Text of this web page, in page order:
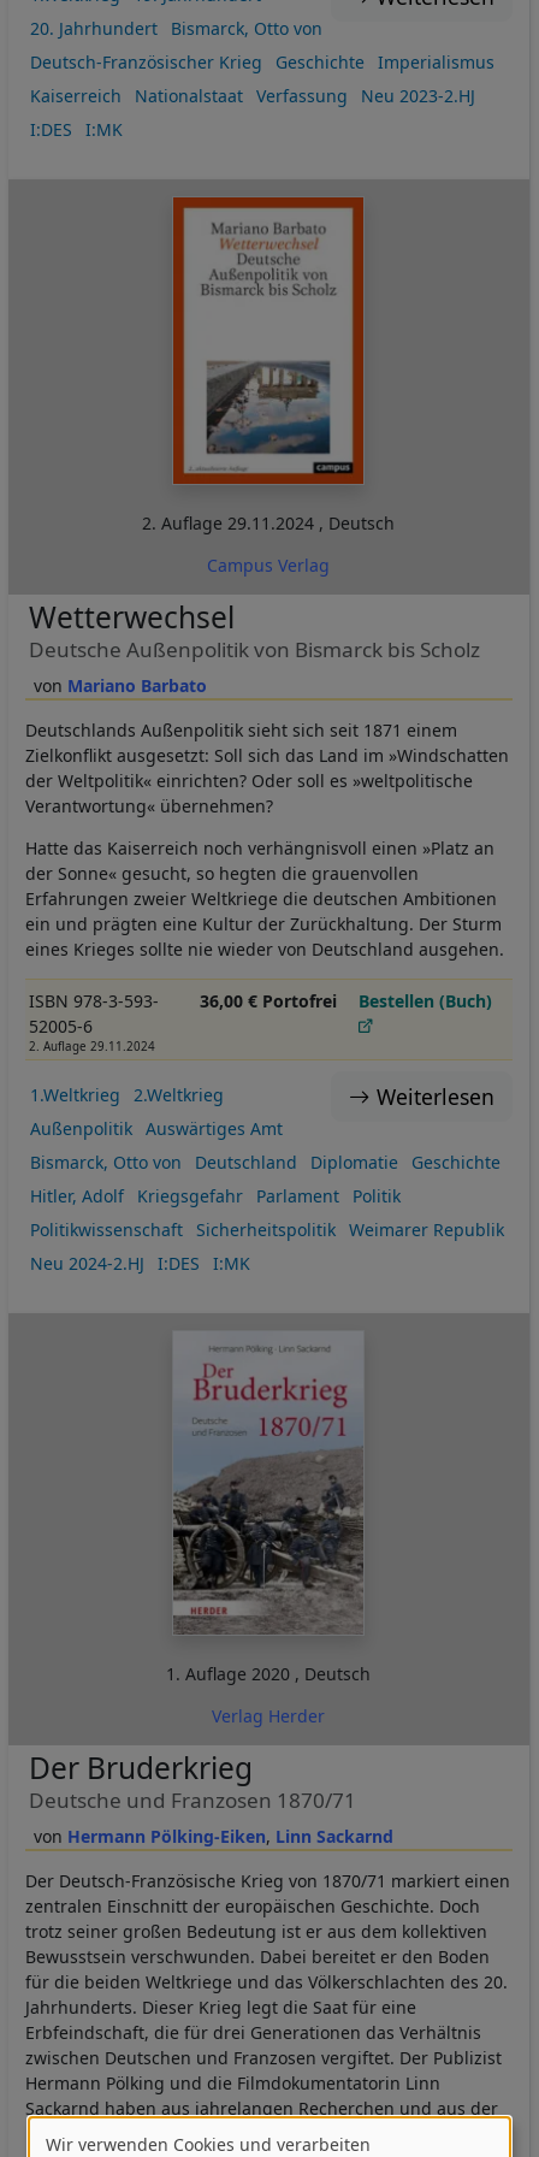
20. Jahrhundert
Bismarck, Otto von
Deutsch-Französischer Krieg
Geschichte
Imperialismus
Kaiserreich
Nationalstaat Verfassung
Neu 2023-2.HJ
I:DES
I:MK
2. Auflage29.11.2024 , Deutsch
Campus Verlag
Mariano Barbato
Wetterwechsel
Deutsche Außenpolitik von Bismarck bis Scholz
Deutschlands Außenpolitik sieht sich seit 1871 einem
Zielkonflikt ausgesetzt: Soll sich das Land im »Windschatten
der Weltpolitik« einrichten? Oder soll es »weltpolitische
Verantwortung« übernehmen?
Hatte das Kaiserreich noch verhängnisvoll einen »Platz an
der Sonne« gesucht, so hegten die grauenvollen
Erfahrungen zweier Weltkriege die deutschen Ambitionen
ein und prägten eine Kultur der Zurückhaltung. Der Sturm
eines Krieges sollte nie wieder von Deutschland ausgehen.
ISBN 978-3-593-
52005-6
2. Auflage 29.11.2024
36,00 € Portofrei Bestellen (Buch)
Weiterlesen
1.Weltkrieg
2.Weltkrieg
Außenpolitik
Auswärtiges Amt
Bismarck, Otto von
Deutschland Diplomatie
Geschichte
Hitler, Adolf
Kriegsgefahr Parlament
Politik
Politikwissenschaft
Sicherheitspolitik
Weimarer Republik
Neu 2024-2.HJ
I:DES I:MK
1. Auflage2020 , Deutsch
Verlag Herder
Hermann Pölking-Eiken Linn Sackarnd
Der Bruderkrieg
Deutsche und Franzosen 1870/71
Der Deutsch-Französische Krieg von 1870/71 markiert einen
zentralen Einschnitt der europäischen Geschichte. Doch
trotz seiner großen Bedeutung ist er aus dem kollektiven
Bewusstsein verschwunden. Dabei bereitet er den Boden
für die beiden Weltkriege und das Völkerschlachten des 20.
Jahrhunderts. Dieser Krieg legt die Saat für eine
Erbfeindschaft, die für drei Generationen das Verhältnis
zwischen Deutschen und Franzosen vergiftet. Der Publizist
Hermann Pölking und die Filmdokumentatorin Linn
Sackarnd haben aus jahrelangen Recherchen und aus der
intensiven Lektüre der Erinnerungsliteratur von Offizieren
Wir verwenden Cookies und verarbeiten